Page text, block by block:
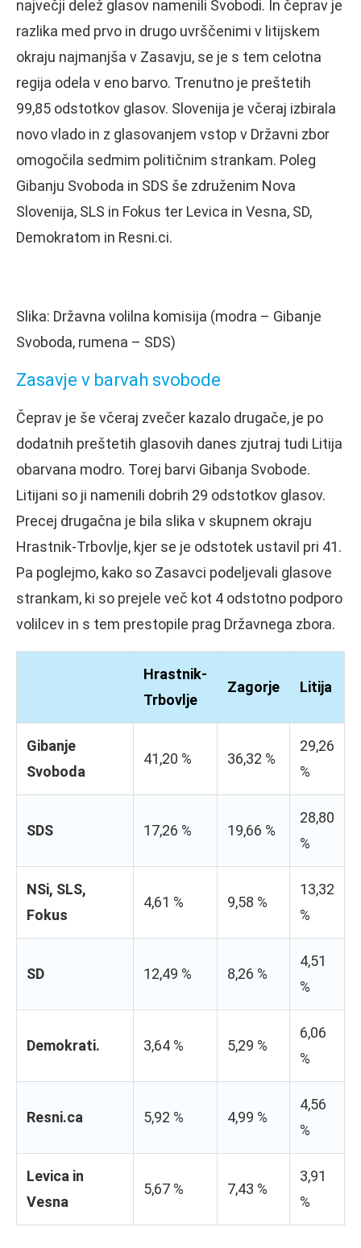
največji delež glasov namenili Svobodi. In čeprav je
razlika med prvo in drugo uvrščenimi v litijskem
okraju najmanjša v Zasavju, se je s tem celotna
regija odela v eno barvo. Trenutno je preštetih
99,85 odstotkov glasov. Slovenija je včeraj izbirala
novo vlado in z glasovanjem vstop v Državni zbor
omogočila sedmim političnim strankam. Poleg
Gibanju Svoboda in SDS še združenim Nova
Slovenija, SLS in Fokus ter Levica in Vesna, SD,
Demokratom in Resni.ci.
Slika: Državna volilna komisija (modra – Gibanje
Svoboda, rumena – SDS)
Zasavje v barvah svobode
Čeprav je še včeraj zvečer kazalo drugače, je po
dodatnih preštetih glasovih danes zjutraj tudi Litija
obarvana modro. Torej barvi Gibanja Svobode.
Litijani so ji namenili dobrih 29 odstotkov glasov.
Precej drugačna je bila slika v skupnem okraju
Hrastnik-Trbovlje, kjer se je odstotek ustavil pri 41.
Pa poglejmo, kako so Zasavci podeljevali glasove
strankam, ki so prejele več kot 4 odstotno podporo
volilcev in s tem prestopile prag Državnega zbora.
Hrastnik-
Trbovlje
Zagorje Litija
Gibanje
Svoboda
41,20 % 36,32 %
29,26
%
SDS 17,26 % 19,66 %
28,80
%
NSi, SLS,
Fokus
4,61 % 9,58 %
13,32
%
SD 12,49 % 8,26 %
4,51
%
Demokrati. 3,64 % 5,29 %
6,06
%
Resni.ca 5,92 % 4,99 %
4,56
%
Levica in
Vesna
5,67 % 7,43 %
3,91
%